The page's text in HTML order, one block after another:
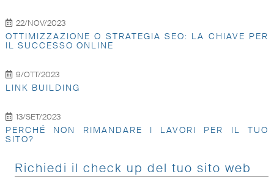
22/NOV/2023
OTTIMIZZAZIONE O STRATEGIA SEO: LA CHIAVE PER
IL SUCCESSO ONLINE
9/OTT/2023
LINK BUILDING
13/SET/2023
PERCHÉ NON RIMANDARE I LAVORI PER IL TUO
SITO?
Richiedi il check up del tuo sito web